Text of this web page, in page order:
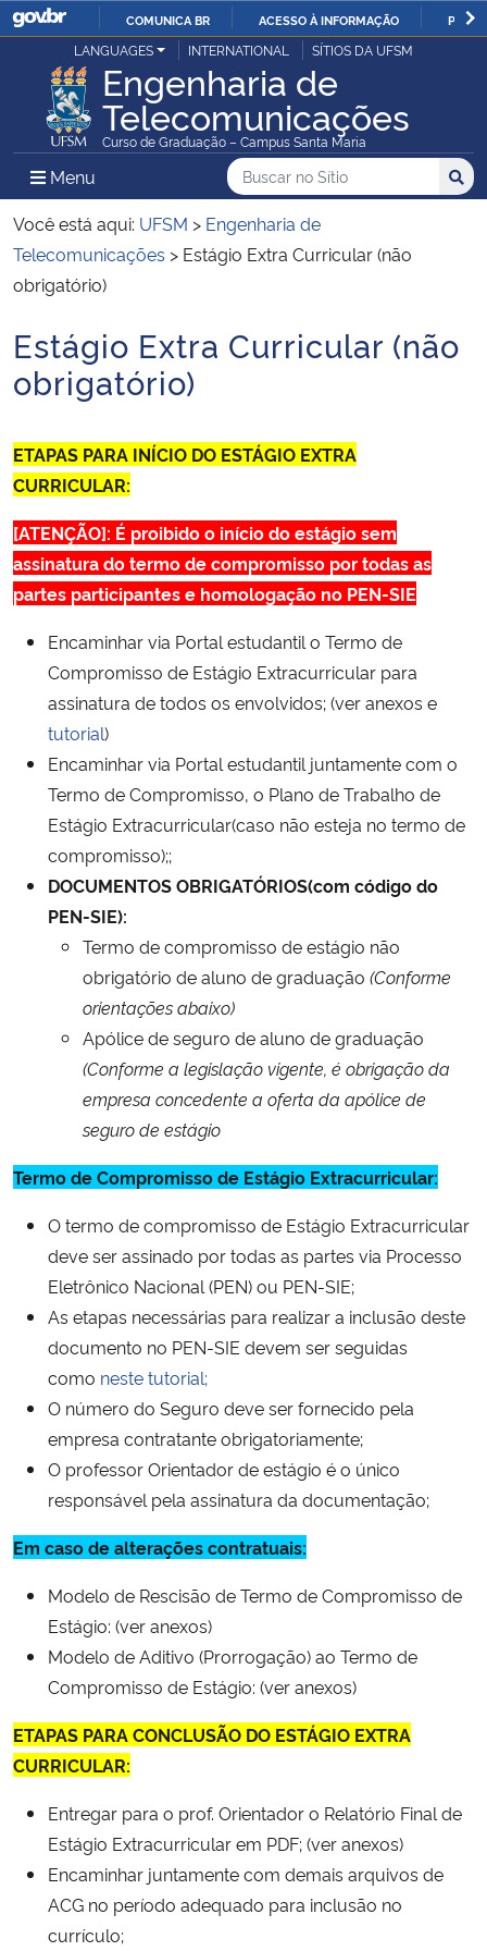
IR
PARA
O
CONTEÚDO
COMUNICA BR ACESSO À INFORMAÇÃO
Ministério da Justiça e Segurança Pública
Ministério da Defesa
Ministério das Relações Exteriores
Ministério da Economia
Ministério da Infraestrutura
Ministério da Agricultura, Pecuária e Abastecimento
Ministério da Educação
Ministério da Saúde
Ministério da Ciência, Tecnologia, Inovações e Comunicações
Ministério do Meio Ambiente
Ministério do Turismo
Ministério do Desenvolvimento Regional
Controladoria-Geral da União
Ministério da Mulher, da Família e dos Direitos Humanos
Secretaria de Governo
Gabinete de Segurança Institucional
Banco Central do Brasil
Planalto
LANGUAGES INTERNATIONAL SÍTIOS DA UFSM
Engenharia de
Telecomunicações
Curso de Graduação – Campus Santa Maria
Menu Menu Principal do Sítio
Busca
Buscar no no Sítio
Busca:
Você está aqui: UFSM > Engenharia de
Telecomunicações > Estágio Extra Curricular (não
obrigatório)
Início do conteúdo
Estágio Extra Curricular (não
obrigatório)
ETAPAS PARA INÍCIO DO ESTÁGIO EXTRA
CURRICULAR:
[ATENÇÃO]: É proibido o início do estágio sem
assinatura do termo de compromisso por todas as
partes participantes e homologação no PEN-SIE
Encaminhar via Portal estudantil o Termo de
Compromisso de Estágio Extracurricular para
assinatura de todos os envolvidos; (ver anexos e
tutorial)
Encaminhar via Portal estudantil juntamente com o
Termo de Compromisso, o Plano de Trabalho de
Estágio Extracurricular(caso não esteja no termo de
compromisso);;
DOCUMENTOS OBRIGATÓRIOS(com código do
PEN-SIE):
Termo de compromisso de estágio não
obrigatório de aluno de graduação (Conforme
orientações abaixo)
Apólice de seguro de aluno de graduação
(Conforme a legislação vigente, é obrigação da
empresa concedente a oferta da apólice de
seguro de estágio
Termo de Compromisso de Estágio Extracurricular:
O termo de compromisso de Estágio Extracurricular
deve ser assinado por todas as partes via Processo
Eletrônico Nacional (PEN) ou PEN-SIE;
As etapas necessárias para realizar a inclusão deste
documento no PEN-SIE devem ser seguidas
como neste tutorial;
O número do Seguro deve ser fornecido pela
empresa contratante obrigatoriamente;
O professor Orientador de estágio é o único
responsável pela assinatura da documentação;
Em caso de alterações contratuais:
Modelo de Rescisão de Termo de Compromisso de
Estágio: (ver anexos)
Modelo de Aditivo (Prorrogação) ao Termo de
Compromisso de Estágio: (ver anexos)
ETAPAS PARA CONCLUSÃO DO ESTÁGIO EXTRA
CURRICULAR:
Entregar para o prof. Orientador o Relatório Final de
Estágio Extracurricular em PDF; (ver anexos)
Encaminhar juntamente com demais arquivos de
ACG no período adequado para inclusão no
currículo;